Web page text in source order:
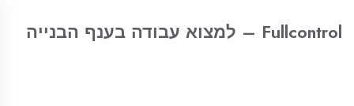
Fullcontrol – למצוא עבודה בענף הבנייה